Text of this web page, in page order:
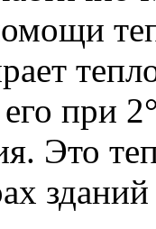
его при
Это